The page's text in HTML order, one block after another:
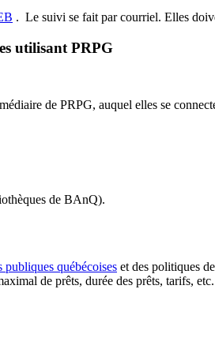
. Le suivi se fait par courriel. Elles
utilisant PRPG
de PRPG, auquel elles se
de BAnQ).
publiques québécoises et des politiques
de prêts, durée des prêts, tarifs,